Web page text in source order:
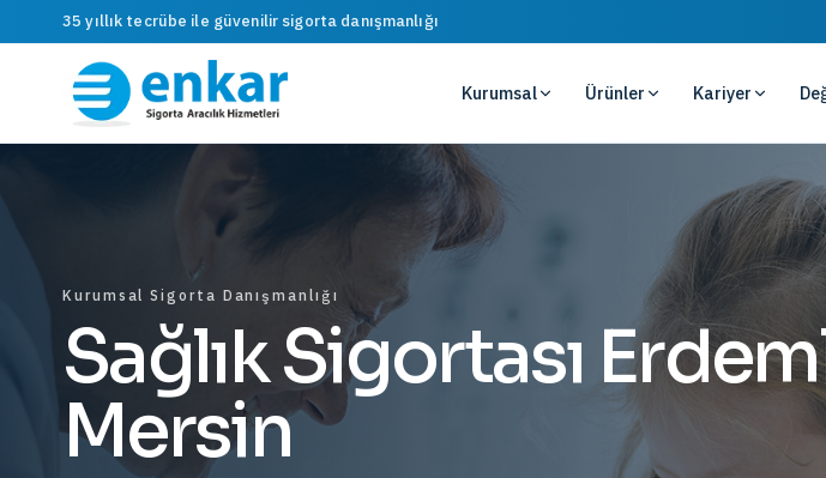
35 yıllık tecrübe ile güvenilir sigorta danışmanlığı
Kurumsal Ürünler Kariyer
Kurumsal Sigorta Danışmanlığı
Sağlık Sigortası
Mersin